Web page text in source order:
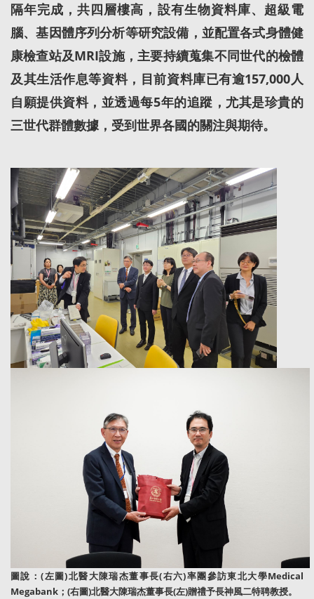
隔年完成，共四層樓高，設有生物資料庫、超級電
腦、基因體序列分析等研究設備，並配置各式身體健
康檢查站及MRI設施，主要持續蒐集不同世代的檢體
及其生活作息等資料，目前資料庫已有逾157,000人
自願提供資料，並透過每5年的追蹤，尤其是珍貴的
三世代群體數據，受到世界各國的關注與期待。
圖說：(左圖)北醫大陳瑞杰董事長(右六)率團參訪東北大學Medical
Megabank；(右圖)北醫大陳瑞杰董事長(左)贈禮予長神風二特聘教授。